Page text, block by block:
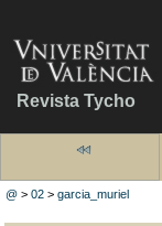
Revista Tycho
@ >02 >garcia_muriel